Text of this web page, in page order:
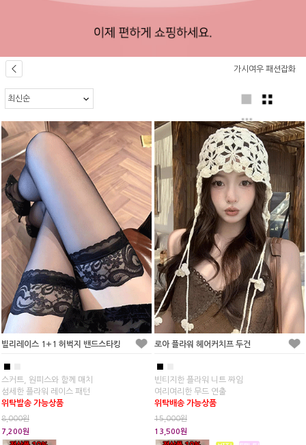
가시여우 패션잡화
빌리레이스 1+1 허벅지 밴드스타킹
■
스커트, 원피스와 함께 매치
섬세한 플라워 레이스 패턴
위탁발송 가능상품
8,000원
7,200원
로아 플라워 헤어커치프 두건
■
빈티지한 플라워 니트 짜임
여리여리한 무드 연출
위탁배송 가능상품
15,000원
13,500원